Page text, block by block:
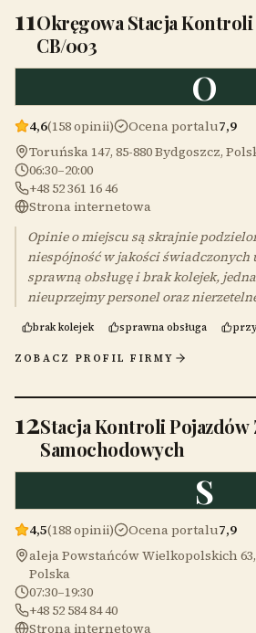
11Okręgowa Stacja Kontroli
CB/003
O
4,6(158 opinii) Ocena portalu7,9
Toruńska 147, 85-880 Bydgoszcz,
06:30–20:00
+48 52 361 16 46
Strona internetowa
Opinie o miejscu są skrajnie
niespójność w jakości świadczonych
sprawną obsługę i brak kolejek,
nieuprzejmy personel oraz
brak kolejek sprawna obsługa
ZOBACZ PROFIL FIRMY
12Stacja Kontroli Pojazdów
Samochodowych
S
4,5(188 opinii) Ocena portalu7,9
aleja Powstańców Wielkopolskich 63,
Polska
07:30–19:30
+48 52 584 84 40
Strona internetowa